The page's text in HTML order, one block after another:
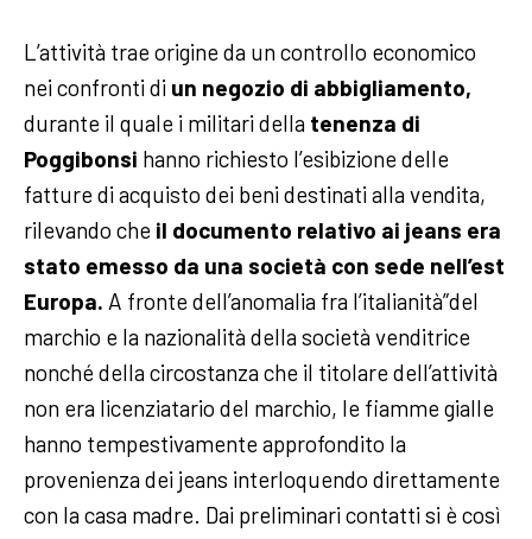
L’attività trae origine da un controllo economico
nei confronti di un negozio di abbigliamento,
durante il quale i militari della tenenza di
Poggibonsi hanno richiesto l’esibizione delle
fatture di acquisto dei beni destinati alla vendita,
rilevando che il documento relativo ai jeans era
stato emesso da una società con sede nell’est
Europa. A fronte dell’anomalia fra l’italianità”del
marchio e la nazionalità della società venditrice
nonché della circostanza che il titolare dell’attività
non era licenziatario del marchio, le fiamme gialle
hanno tempestivamente approfondito la
provenienza dei jeans interloquendo direttamente
con la casa madre. Dai preliminari contatti si è così